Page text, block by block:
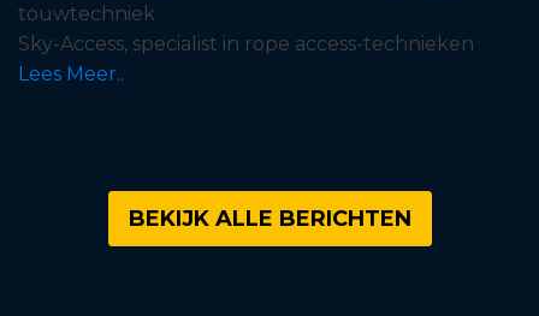
touwtechniek
Sky-Access, specialist in rope access-technieken
Lees Meer..
BEKIJK ALLE BERICHTEN